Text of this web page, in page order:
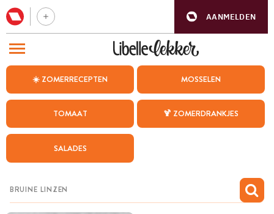
AANMELDEN
☀️ ZOMERRECEPTEN MOSSELEN
TOMAAT 🍹 ZOMERDRANKJES
SALADES
BEZOEK ONZE ANDERE WEBSITES
WEEKMENU
CHAT MET MAIA
MIJN BEWAARDE RECEPTEN